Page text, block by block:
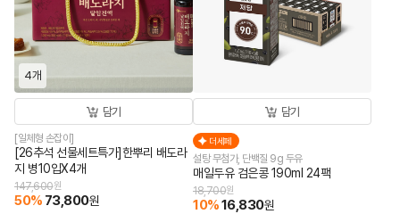
4개
담기
[일체형 손잡이]
[26추석 선물세트특가]한뿌리 배도라
지 병10입X4개
147,600원
50% 73,800원
담기
더세페
설탕 무첨가, 단백질 9g 두유
매일두유 검은콩 190ml 24팩
18,700원
10%16,830원